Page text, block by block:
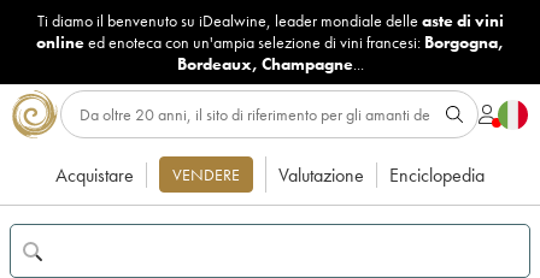
Ti diamo il benvenuto su iDealwine, leader mondiale delle aste di vini
onlineed enoteca con un'ampia selezione di vini francesi: Borgogna,
Bordeaux, Champagne...
Acquistare VENDERE Valutazione Enciclopedia